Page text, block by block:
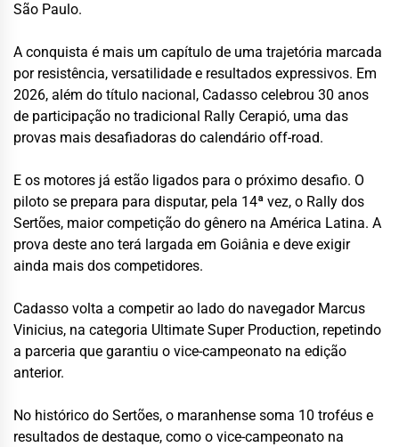
São Paulo.
A conquista é mais um capítulo de uma trajetória marcada
por resistência, versatilidade e resultados expressivos. Em
2026, além do título nacional, Cadasso celebrou 30 anos
de participação no tradicional Rally Cerapió, uma das
provas mais desafiadoras do calendário off-road.
E os motores já estão ligados para o próximo desafio. O
piloto se prepara para disputar, pela 14ª vez, o Rally dos
Sertões, maior competição do gênero na América Latina. A
prova deste ano terá largada em Goiânia e deve exigir
ainda mais dos competidores.
Cadasso volta a competir ao lado do navegador Marcus
Vinicius, na categoria Ultimate Super Production, repetindo
a parceria que garantiu o vice-campeonato na edição
anterior.
No histórico do Sertões, o maranhense soma 10 troféus e
resultados de destaque, como o vice-campeonato na